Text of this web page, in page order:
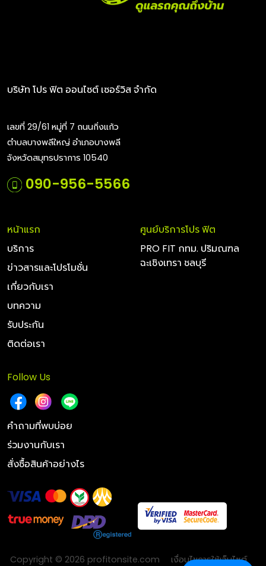
บริษัท โปร ฟิต ออนไซต์ เซอร์วิส จำกัด
เลขที่ 29/61 หมู่ที่ 7 ถนนกิ่งแก้ว
ตำบลบางพลีใหญ่ อำเภอบางพลี
จังหวัดสมุทรปราการ 10540
090-956-5566
หน้าแรก
บริการ
ข่าวสารและโปรโมชั่น
เกี่ยวกับเรา
บทความ
รับประกัน
ติดต่อเรา
ศูนย์บริการโปร ฟิต
PRO FIT กทม. ปริมณฑล
ฉะเชิงเทรา ชลบุรี
Follow Us
คำถามที่พบบ่อย
ร่วมงานกับเรา
สั่งซื้อสินค้าอย่างไร
Copyright © 2026 profitonsite.com เงื่อนไขการใช้เว็บไซต์